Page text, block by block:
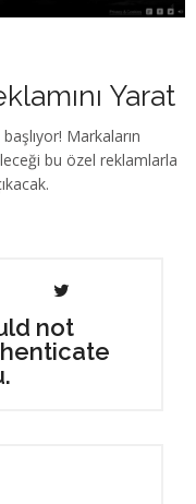
Yarat
Markaların
bu özel reklamlarla
not